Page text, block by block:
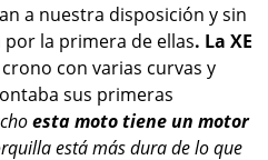
a nuestra disposición y sin
la primera de ellas. La XE
con varias curvas y
sus primeras
esta moto tiene un motor
está más dura de lo que